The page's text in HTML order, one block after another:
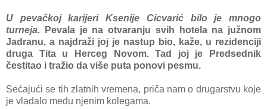
U pevačkoj karijeri Ksenije Cicvarić bilo je mnogo
turneja. Pevala je na otvaranju svih hotela na južnom
Jadranu, a najdraži joj je nastup bio, kaže, u rezidenciji
druga Tita u Herceg Novom. Tad joj je Predsednik
čestitao i tražio da više puta ponovi pesmu.
Sećajući se tih zlatnih vremena, priča nam o drugarstvu koje
je vladalo među njenim kolegama.